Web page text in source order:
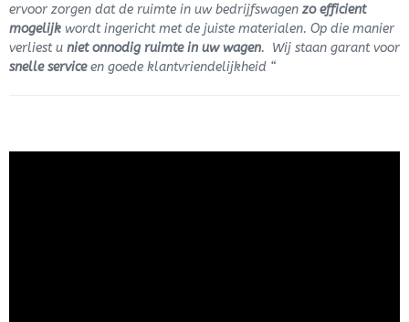
ervoor zorgen dat de ruimte in uw bedrijfswagen zo efficient
mogelijk wordt ingericht met de juiste materialen. Op die manier
verliest u niet onnodig ruimte in uw wagen. Wij staan garant voor
snelle serviceen goede klantvriendelijkheid “